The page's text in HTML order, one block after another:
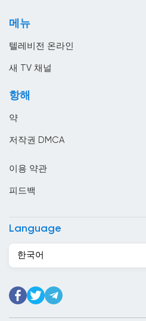
몬테네그로
몰디브
미얀마
메뉴
텔레비전 온라인
새 TV 채널
항해
약
저작권 DMCA
이용 약관
피드백
Language
한국어